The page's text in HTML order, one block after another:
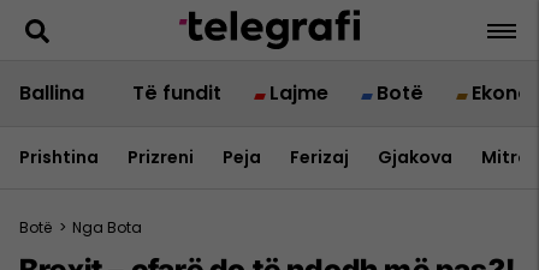
Ballina Të fundit Lajme Botë
Prishtina Prizreni Peja Ferizaj Gjakova
Botë > Nga Bota